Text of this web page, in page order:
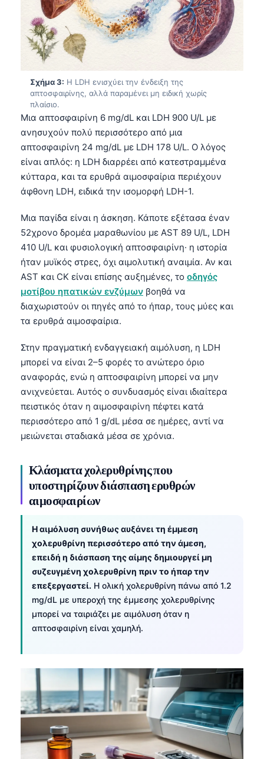
Σχήμα 3: Η LDH ενισχύει την ένδειξη της
απτοσφαιρίνης, αλλά παραμένει μη ειδική χωρίς
πλαίσιο.
Μια απτοσφαιρίνη 6 mg/dL και LDH 900 U/L με
ανησυχούν πολύ περισσότερο από μια
απτοσφαιρίνη 24 mg/dL με LDH 178 U/L. Ο λόγος
είναι απλός: η LDH διαρρέει από κατεστραμμένα
κύτταρα, και τα ερυθρά αιμοσφαίρια περιέχουν
άφθονη LDH, ειδικά την ισομορφή LDH-1.
Μια παγίδα είναι η άσκηση. Κάποτε εξέτασα έναν
52χρονο δρομέα μαραθωνίου με AST 89 U/L, LDH
410 U/L και φυσιολογική απτοσφαιρίνη· η ιστορία
ήταν μυϊκός στρες, όχι αιμολυτική αναιμία. Αν και
AST και CK είναι επίσης αυξημένες, το οδηγός
μοτίβου ηπατικών ενζύμων βοηθά να
διαχωριστούν οι πηγές από το ήπαρ, τους μύες και
τα ερυθρά αιμοσφαίρια.
Στην πραγματική ενδαγγειακή αιμόλυση, η LDH
μπορεί να είναι 2–5 φορές το ανώτερο όριο
αναφοράς, ενώ η απτοσφαιρίνη μπορεί να μην
ανιχνεύεται. Αυτός ο συνδυασμός είναι ιδιαίτερα
πειστικός όταν η αιμοσφαιρίνη πέφτει κατά
περισσότερο από 1 g/dL μέσα σε ημέρες, αντί να
μειώνεται σταδιακά μέσα σε χρόνια.
Κλάσματα χολερυθρίνης που
υποστηρίζουν διάσπαση ερυθρών
αιμοσφαιρίων
Η αιμόλυση συνήθως αυξάνει τη έμμεση
χολερυθρίνη περισσότερο από την άμεση,
επειδή η διάσπαση της αίμης δημιουργεί μη
συζευγμένη χολερυθρίνη πριν το ήπαρ την
επεξεργαστεί. Η ολική χολερυθρίνη πάνω από 1.2
mg/dL με υπεροχή της έμμεσης χολερυθρίνης
μπορεί να ταιριάζει με αιμόλυση όταν η
απτοσφαιρίνη είναι χαμηλή.